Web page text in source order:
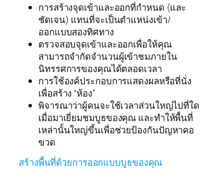
การสร้างจุดเข้าและออกที่กำหนด (และ
ชัดเจน) แทนที่จะเป็นตำแหน่งเข้า/
ออกแบบสองทิศทาง
ตรวจสอบจุดเข้าและออกเพื่อให้คุณ
สามารถจำกัดจำนวนผู้เข้าชมภายใน
นิทรรศการของคุณได้ตลอดเวลา
การใช้องค์ประกอบการแสดงผลหรือที่นั่ง
เพื่อสร้าง “ห้อง”
พิจารณาว่าผู้คนจะใช้เวลาส่วนใหญ่ไปที่ใด
เมื่อมาเยี่ยมชมบูธของคุณ และทำให้พื้นที่
เหล่านั้นใหญ่ขึ้นเพื่อช่วยป้องกันปัญหาคอ
ขวด
สร้างพื้นที่ด้วยการออกแบบบูธของคุณ